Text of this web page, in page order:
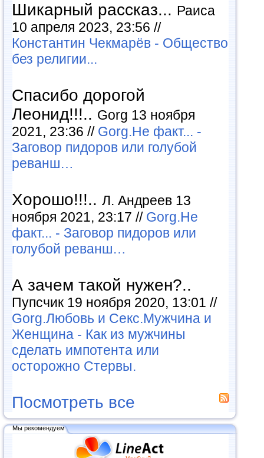
Шикарный рассказ... Раиса
10 апреля 2023, 23:56 //
Константин Чекмарёв - Общество
без религии...
Спасибо дорогой
Леонид!!!.. Gorg 13 ноября
2021, 23:36 // Gorg.Не факт... -
Заговор пидоров или голубой
реванш…
Хорошо!!!.. Л. Андреев 13
ноября 2021, 23:17 // Gorg.Не
факт... - Заговор пидоров или
голубой реванш…
А зачем такой нужен?..
Пупсчик 19 ноября 2020, 13:01 //
Gorg.Любовь и Секс.Мужчина и
Женщина - Как из мужчины
сделать импотента или
осторожно Стервы.
Посмотреть все
Мы рекомендуем